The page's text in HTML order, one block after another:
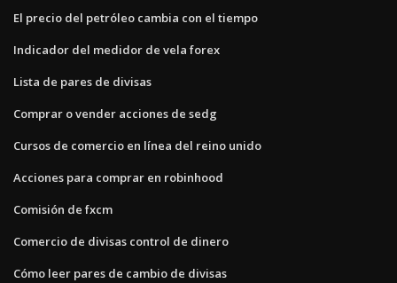
El precio del petróleo cambia con el tiempo
Indicador del medidor de vela forex
Lista de pares de divisas
Comprar o vender acciones de sedg
Cursos de comercio en línea del reino unido
Acciones para comprar en robinhood
Comisión de fxcm
Comercio de divisas control de dinero
Cómo leer pares de cambio de divisas